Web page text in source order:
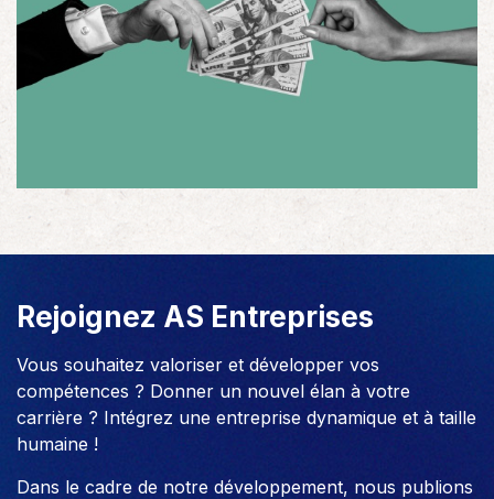
Rejoignez AS Entreprises
Vous souhaitez valoriser et développer vos
compétences ? Donner un nouvel élan à votre
carrière ? Intégrez une entreprise dynamique et à taille
humaine !
Dans le cadre de notre développement, nous publions